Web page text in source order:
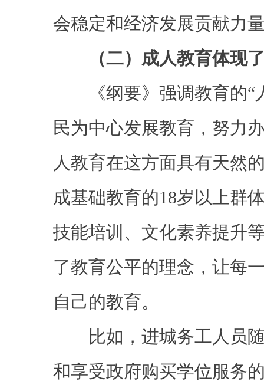
会稳定和经济发展贡献力
（二）成人教育体现
《纲要》强调教育的“
民为中心发展教育，努力
人教育在这方面具有天然
成基础教育的18岁以上群
技能培训、文化素养提升
了教育公平的理念，让每
自己的教育。
比如，进城务工人员随
和享受政府购买学位服务